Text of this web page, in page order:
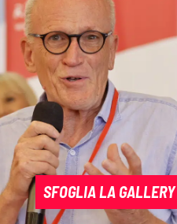
SFOGLIA LA GALLERY